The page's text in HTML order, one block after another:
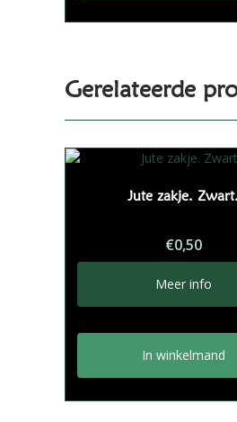
Gerelateerde
Jute zakje. Zwart.
€0,50
Meer info
In winkelmand